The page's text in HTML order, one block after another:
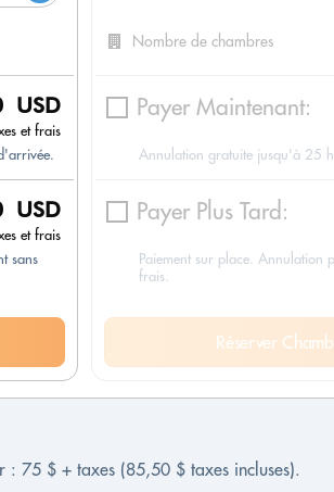
USD
et frais
USD
et frais
sans
Nombre de chambres
Payer Maintenant:
Annulation gratuite jusqu'à 25
Payer Plus Tard:
Paiement sur place. Annulation
frais.
Réserver
: 75 $ + taxes (85,50 $ taxes incluses).